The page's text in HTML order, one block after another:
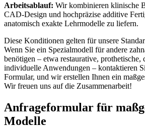
Arbeitsablauf: Wir kombinieren klinische
CAD-Design und hochpräzise additive
anatomisch exakte Lehrmodelle zu liefern.
Diese Konditionen gelten für unsere
Wenn Sie ein Spezialmodell für andere
benötigen – etwa restaurative, prothetische,
individuelle Anwendungen – kontaktieren
Formular, und wir erstellen Ihnen ein
Wir freuen uns auf die Zusammenarbeit!
Anfrageformular für
Modelle